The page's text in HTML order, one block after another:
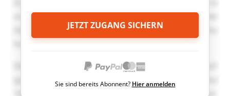
JETZT ZUGANG SICHERN
Sie sind bereits Abonnent? Hier anmelden